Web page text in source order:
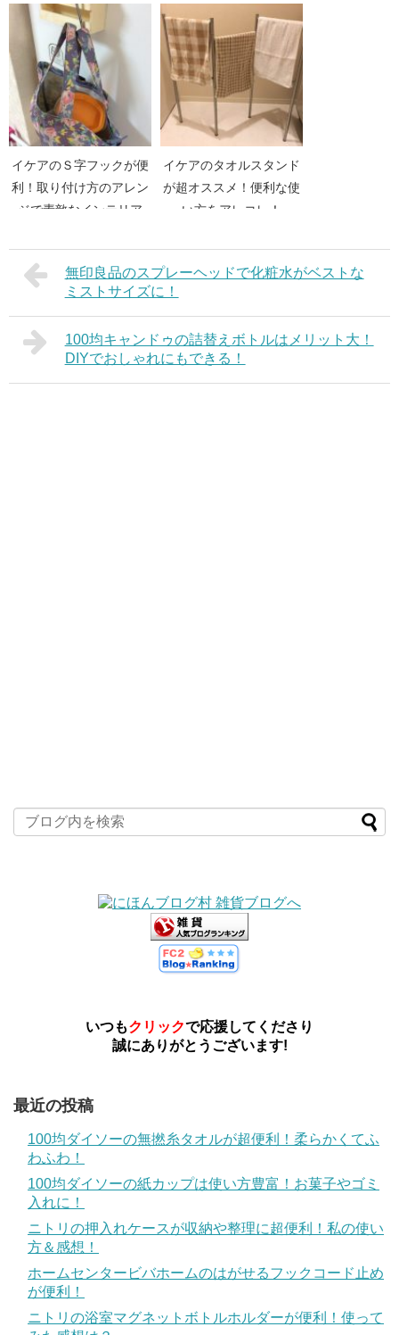
イケアのＳ字フックが便
利！取り付け方のアレン
ジで素敵なインテリア
イケアのタオルスタンド
が超オススメ！便利な使
い方をアレコレ！
無印良品のスプレーヘッドで化粧水がベストな
ミストサイズに！
100均キャンドゥの詰替えボトルはメリット大！
DIYでおしゃれにもできる！
いつもクリックで応援してくださり
誠にありがとうございます!
最近の投稿
100均ダイソーの無撚糸タオルが超便利！柔らかくてふ
わふわ！
100均ダイソーの紙カップは使い方豊富！お菓子やゴミ
入れに！
ニトリの押入れケースが収納や整理に超便利！私の使い
方＆感想！
ホームセンタービバホームのはがせるフックコード止め
が便利！
ニトリの浴室マグネットボトルホルダーが便利！使って